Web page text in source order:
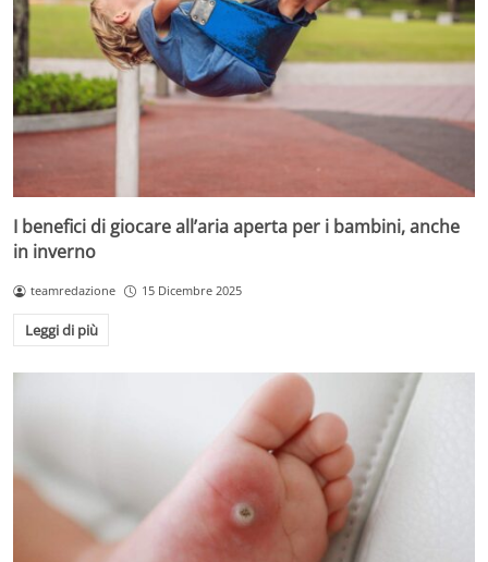
I benefici di giocare all’aria aperta per i bambini, anche
in inverno
teamredazione 15 Dicembre 2025
Leggi di più